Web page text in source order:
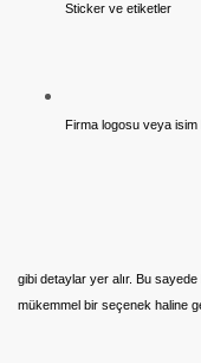
Sticker ve etiketler
Firma logosu veya isim
gibi detaylar yer alır. Bu
mükemmel bir seçenek haline